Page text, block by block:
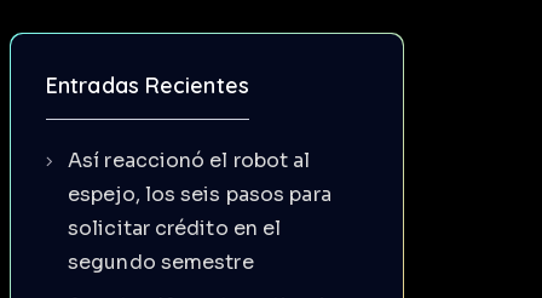
Entradas Recientes
Así reaccionó el robot al
espejo, los seis pasos para
solicitar crédito en el
segundo semestre